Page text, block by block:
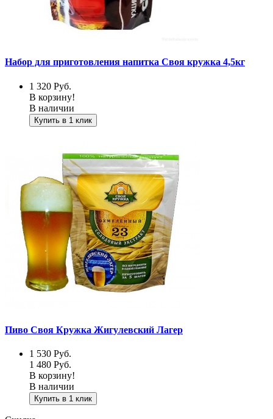
Набор для приготовления напитка Своя кружка 4,5кг
1 320 Руб.
В корзину!
В наличии
Купить в 1 клик
Пиво Своя Кружка Жигулевский Лагер
1 530 Руб.
1 480 Руб.
В корзину!
В наличии
Купить в 1 клик